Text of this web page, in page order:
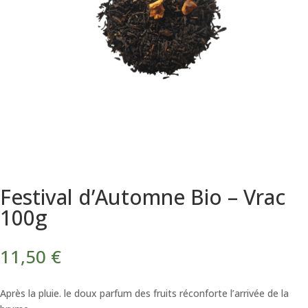
Festival d’Automne Bio – Vrac
100g
11,50 €
Après la pluie. le doux parfum des fruits réconforte l’arrivée de la